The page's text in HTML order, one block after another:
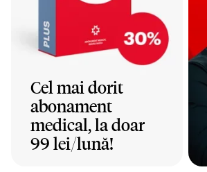
Cel mai dorit
abonament
medical, la doar
99 lei/lună!